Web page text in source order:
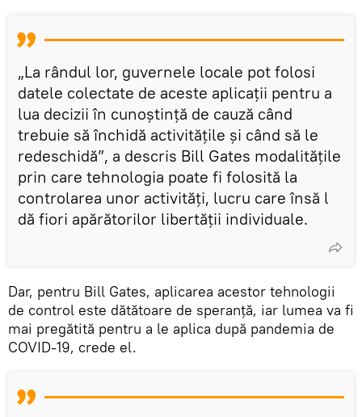
„La rândul lor, guvernele locale pot folosi
datele colectate de aceste aplicaţii pentru a
lua decizii în cunoştinţă de cauză când
trebuie să închidă activităţile şi când să le
redeschidă”, a descris Bill Gates modalitățile
prin care tehnologia poate fi folosită la
controlarea unor activități, lucru care însă l
dă fiori apărătorilor libertății individuale.
Dar, pentru Bill Gates, aplicarea acestor tehnologii
de control este dătătoare de speranță, iar lumea va fi
mai pregătită pentru a le aplica după pandemia de
COVID-19, crede el.